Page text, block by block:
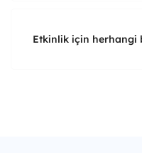
Etkinlik için herhangi